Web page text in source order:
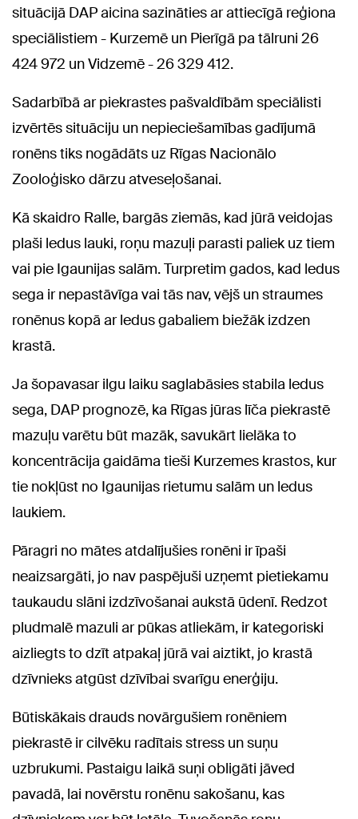
situācijā DAP aicina sazināties ar attiecīgā reģiona
speciālistiem - Kurzemē un Pierīgā pa tālruni 26
424 972 un Vidzemē - 26 329 412.
Sadarbībā ar piekrastes pašvaldībām speciālisti
izvērtēs situāciju un nepieciešamības gadījumā
ronēns tiks nogādāts uz Rīgas Nacionālo
Zooloģisko dārzu atveseļošanai.
Kā skaidro Ralle, bargās ziemās, kad jūrā veidojas
plaši ledus lauki, roņu mazuļi parasti paliek uz tiem
vai pie Igaunijas salām. Turpretim gados, kad ledus
sega ir nepastāvīga vai tās nav, vējš un straumes
ronēnus kopā ar ledus gabaliem biežāk izdzen
krastā.
Ja šopavasar ilgu laiku saglabāsies stabila ledus
sega, DAP prognozē, ka Rīgas jūras līča piekrastē
mazuļu varētu būt mazāk, savukārt lielāka to
koncentrācija gaidāma tieši Kurzemes krastos, kur
tie nokļūst no Igaunijas rietumu salām un ledus
laukiem.
Pāragri no mātes atdalījušies ronēni ir īpaši
neaizsargāti, jo nav paspējuši uzņemt pietiekamu
taukaudu slāni izdzīvošanai aukstā ūdenī. Redzot
pludmalē mazuli ar pūkas atliekām, ir kategoriski
aizliegts to dzīt atpakaļ jūrā vai aiztikt, jo krastā
dzīvnieks atgūst dzīvībai svarīgu enerģiju.
Būtiskākais drauds novārgušiem ronēniem
piekrastē ir cilvēku radītais stress un suņu
uzbrukumi. Pastaigu laikā suņi obligāti jāved
pavadā, lai novērstu ronēnu sakošanu, kas